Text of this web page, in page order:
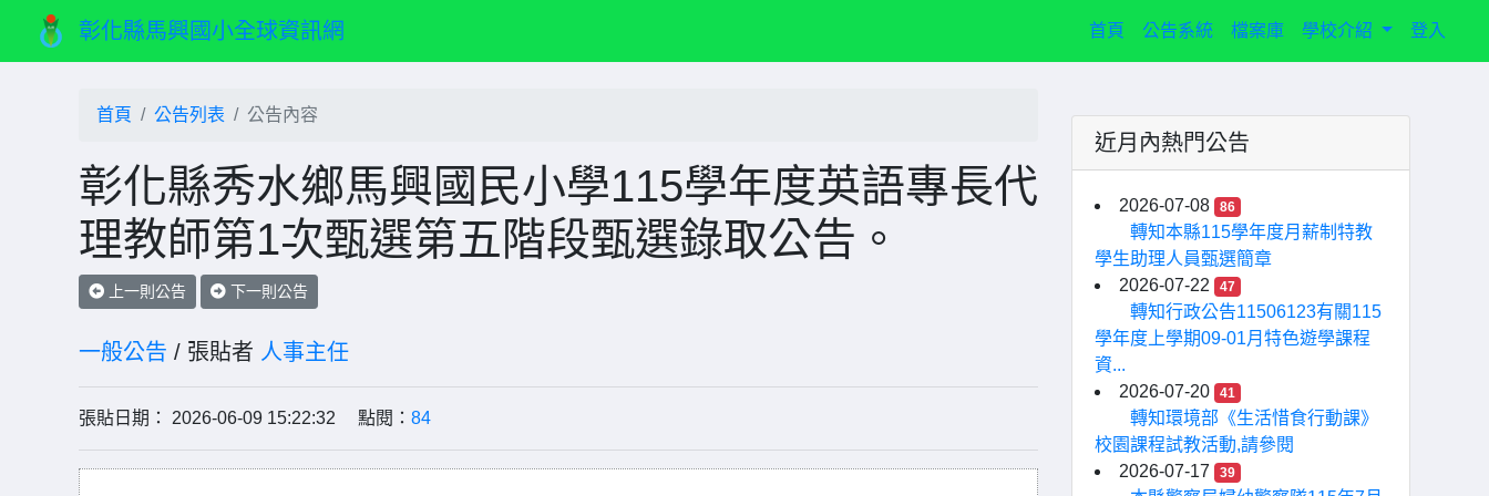
彰化縣馬興國小全球資訊網 首頁 (current)
公告系統 檔案庫 學校介紹 登入
首頁 公告列表 公告內容
彰化縣秀水鄉馬興國民小學115學年度英語專長代
理教師第1次甄選第五階段甄選錄取公告。
上一則公告 下一則公告
一般公告 / 張貼者 人事主任
張貼日期： 2026-06-09 15:22:32 點閱： 84
近月內熱門公告
2026-07-08 86
轉知本縣115學年度月薪制特教
學生助理人員甄選簡章
2026-07-22
47
轉知行政公告11506123有關115
學年度上學期09-01月特色遊學課程
資...
2026-07-20
41
轉知環境部《生活惜食行動課》
校園課程試教活動,請參閱
2026-07-17
39